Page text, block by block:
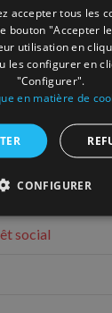
social
accepter tous les
bouton "Accepter
utilisation en
les configurer en
"Configurer".
en matière de
CONFIGURER